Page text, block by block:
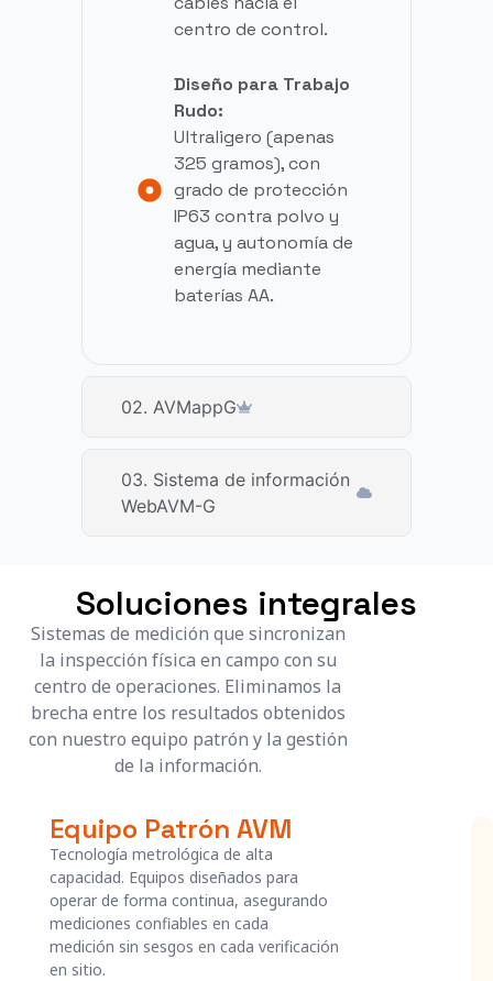
02. AVMappG
03. Sistema de información
WebAVM-G
centro de control.
Diseño para Trabajo
Rudo:
Ultraligero (apenas
325 gramos), con
grado de protección
IP63 contra polvo y
agua, y autonomía de
energía mediante
baterías AA.
Soluciones integrales
Sistemas de medición que sincronizan
la inspección física en campo con su
centro de operaciones. Eliminamos la
brecha entre los resultados obtenidos
con nuestro equipo patrón y la gestión
de la información.
Equipo Patrón AVM
Tecnología metrológica de alta
capacidad. Equipos diseñados para
operar de forma continua, asegurando
mediciones confiables en cada
medición sin sesgos en cada verificación
en sitio.